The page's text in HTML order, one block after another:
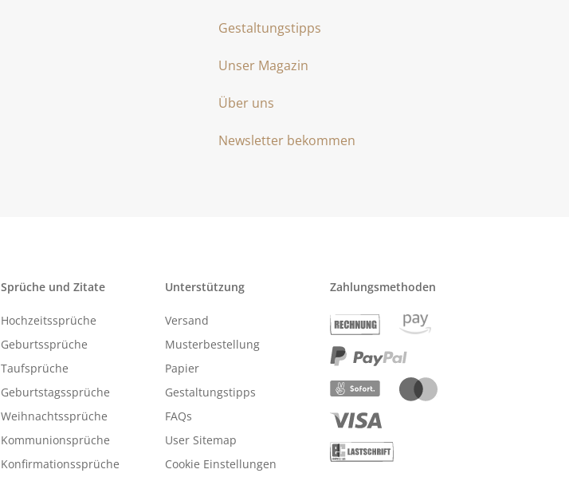
Gestaltungstipps
Unser Magazin
Über uns
Newsletter bekommen
Sprüche und Zitate
Hochzeitssprüche
Geburtssprüche
Taufsprüche
Geburtstagssprüche
Weihnachtssprüche
Kommunionsprüche
Konfirmationssprüche
Unterstützung
Versand
Musterbestellung
Papier
Gestaltungstipps
FAQs
User Sitemap
Cookie Einstellungen
Zahlungsmethoden